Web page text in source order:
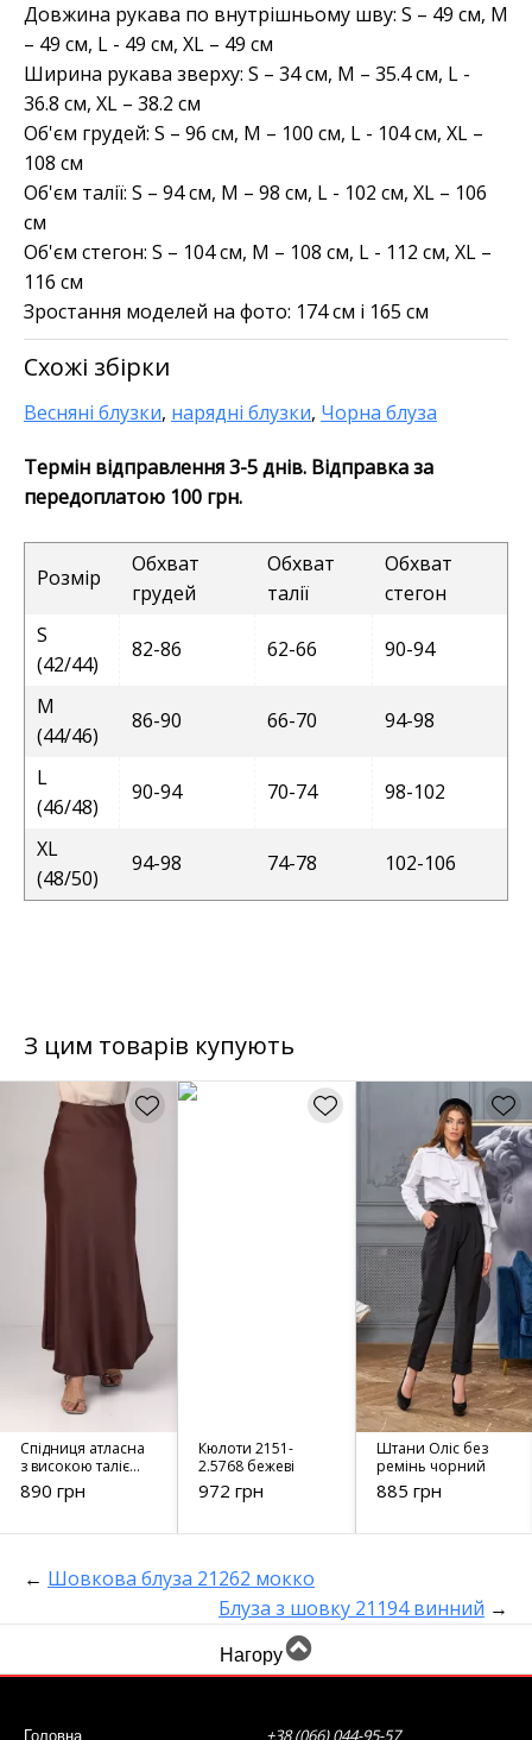
Довжина рукава по внутрішньому шву: S – 49 см, M
– 49 см, L - 49 см, XL – 49 см
Ширина рукава зверху: S – 34 см, M – 35.4 см, L -
36.8 см, XL – 38.2 см
Об'єм грудей: S – 96 см, M – 100 см, L - 104 см, XL –
108 см
Об'єм талії: S – 94 см, M – 98 см, L - 102 см, XL – 106
см
Об'єм стегон: S – 104 см, M – 108 см, L - 112 см, XL –
116 см
Зростання моделей на фото: 174 см і 165 см
Схожі збірки
Весняні блузки, нарядні блузки, Чорна блуза
Термін відправлення 3-5 днів. Відправка за
передоплатою 100 грн.
Розмір
Обхват
грудей
Обхват
талії
Обхват
стегон
S
(42/44)
82-86 62-66 90-94
M
(44/46)
86-90 66-70 94-98
L
(46/48)
90-94 70-74 98-102
XL
(48/50)
94-98 74-78 102-106
З цим товарів купують
Спідниця атласна
з високою талією
- 14564
коричнева
890 грн
Кюлоти 2151-
2.5768 бежеві
972 грн
Штани Оліс без
ремінь чорний
885 грн
← Шовкова блуза 21262 мокко
Блуза з шовку 21194 винний →
Нагору
Головна +38 (066) 044-95-57